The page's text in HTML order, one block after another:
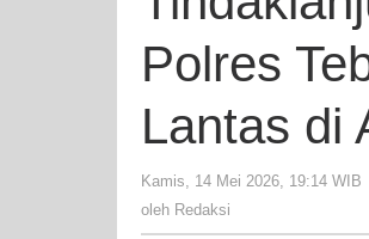
Polres
Lantas di
Kamis, 14 Mei 2026, 19:14 WIB
oleh Redaksi